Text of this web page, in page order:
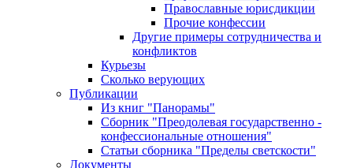
Православные юрисдикции
Прочие конфессии
Другие примеры сотрудничества и
конфликтов
Курьезы
Сколько верующих
Публикации
Из книг "Панорамы"
Сборник "Преодолевая государственно -
конфессиональные отношения"
Статьи сборника "Пределы светскости"
Документы